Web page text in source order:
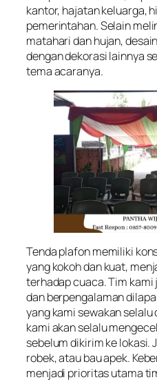
kantor, hajatan keluarga,
pemerintahan. Selain
matahari dan hujan,
dengan dekorasi lainnya
tema acaranya.
Tenda plafon memiliki
yang kokoh dan kuat,
terhadap cuaca. Tim
dan berpengalaman
yang kami sewakan
kami akan selalu
sebelum dikirim ke lokasi.
robek, atau bau apek.
menjadi prioritas utama